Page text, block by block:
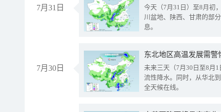
7月31日
今天（7月31日）至8月初
川盆地、陕西、甘肃的部
息。
7月30日
东北地区高温发展需
未来三天（7月30日至8月
流性降水。同时，从华北
全天候在线。